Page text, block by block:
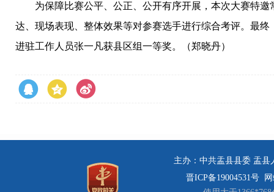
为保障比赛公平、公正、公开有序开展，本次大赛特邀
达、现场表现、整体效果等对参赛选手进行综合考评。最
进驻工作人员张一凡获县区组一等奖。（郑晓丹）
主办：中共盂县县委 盂县
晋ICP备19004531号